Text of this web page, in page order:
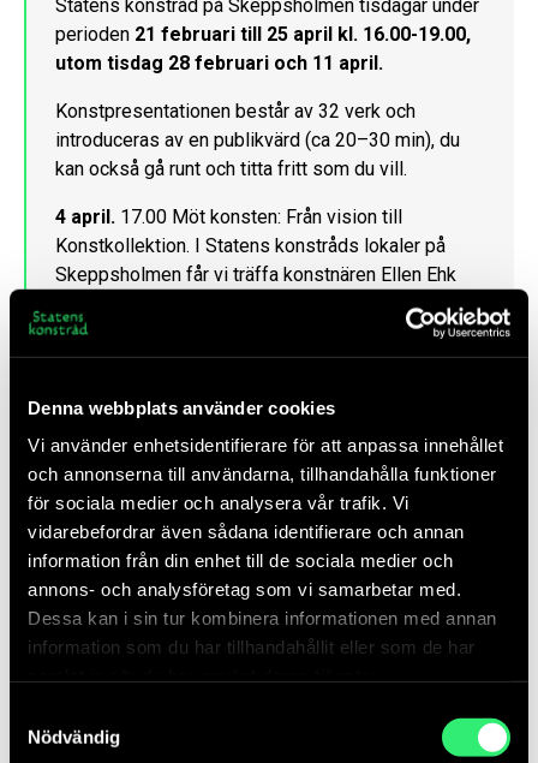
Denna webbplats använder cookies
Vi använder enhetsidentifierare för att anpassa innehållet
och annonserna till användarna, tillhandahålla funktioner
för sociala medier och analysera vår trafik. Vi
vidarebefordrar även sådana identifierare och annan
information från din enhet till de sociala medier och
annons- och analysföretag som vi samarbetar med.
Dessa kan i sin tur kombinera informationen med annan
information som du har tillhandahållit eller som de har
Nödvändig
Statens konstråd på Skeppsholmen tisdagar under
perioden 21 februari till 25 april kl. 16.00-19.00,
utom tisdag 28 februari och 11 april.
Konstpresentationen består av 32 verk och
introduceras av en publikvärd (ca 20–30 min), du
kan också gå runt och titta fritt som du vill.
4 april. 17.00 Möt konsten: Från vision till
Konstkollektion. I Statens konstråds lokaler på
Skeppsholmen får vi träffa konstnären Ellen Ehk
representerat i urvalet till Regeringskansliet. Hon
hämtar sin inspiration i den Småländska skogen,
möts i ett samtal om hennes konstnärskap i
relation till tematiken i projektet med konst till
Regeringskansliet. Tillsammans med våra
konstkonsulter Hanna Stahle och Magnus
Mattsson får vi även träffa Johanna Holm Norrvik
ansvarig för långtidslån på Moderna Museet och
Sara Bernesjö Intendent långtidslån på
Nationalmuseum i ett panelsamtal modererat av
Eva Malm Öhrström. Här får vi höra mer om
samarbetet och hur det nya urvalet förhandlats
I Statens konstråds, Moderna Museets och